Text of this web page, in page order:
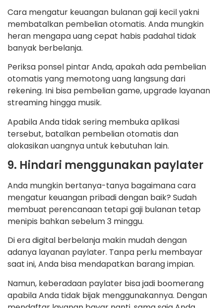
Cara mengatur keuangan bulanan gaji kecil yakni
membatalkan pembelian otomatis. Anda mungkin
heran mengapa uang cepat habis padahal tidak
banyak berbelanja.
Periksa ponsel pintar Anda, apakah ada pembelian
otomatis yang memotong uang langsung dari
rekening. Ini bisa pembelian game, upgrade layanan
streaming hingga musik.
Apabila Anda tidak sering membuka aplikasi
tersebut, batalkan pembelian otomatis dan
alokasikan uangnya untuk kebutuhan lain.
9. Hindari menggunakan paylater
Anda mungkin bertanya-tanya bagaimana cara
mengatur keuangan pribadi dengan baik? Sudah
membuat perencanaan tetapi gaji bulanan tetap
menipis bahkan sebelum 3 minggu.
Di era digital berbelanja makin mudah dengan
adanya layanan paylater. Tanpa perlu membayar
saat ini, Anda bisa mendapatkan barang impian.
Namun, keberadaan paylater bisa jadi boomerang
apabila Anda tidak bijak menggunakannya. Dengan